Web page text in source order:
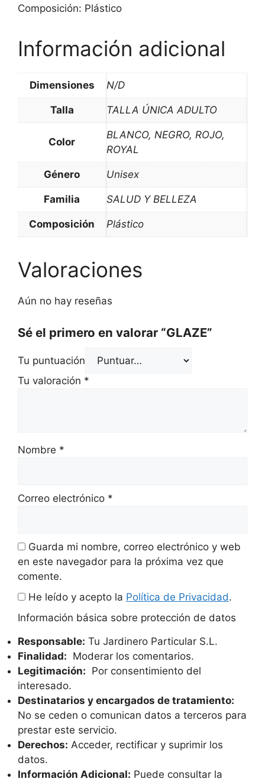
Composición: Plástico
Información adicional
Dimensiones N/D
Talla TALLA ÚNICA ADULTO
Color
BLANCO, NEGRO, ROJO,
ROYAL
Género Unisex
Familia SALUD Y BELLEZA
Composición Plástico
Valoraciones
Aún no hay reseñas
Sé el primero en valorar “GLAZE”
Tu puntuación
Tu valoración *
Nombre *
Correo electrónico *
Guarda mi nombre, correo electrónico y web
en este navegador para la próxima vez que
comente.
He leído y acepto la Política de Privacidad.
Información básica sobre protección de datos
Responsable: Tu Jardinero Particular S.L.
Finalidad: Moderar los comentarios.
Legitimación: Por consentimiento del
interesado.
Destinatarios y encargados de tratamiento:
No se ceden o comunican datos a terceros para
prestar este servicio.
Derechos: Acceder, rectificar y suprimir los
datos.
Información Adicional: Puede consultar la